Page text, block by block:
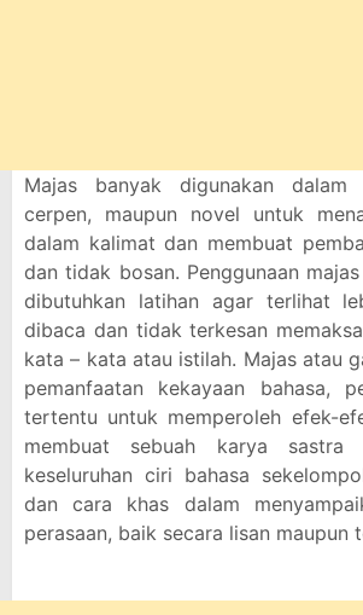
Majas banyak digunakan dalam
cerpen, maupun novel untuk
dalam kalimat dan membuat
dan tidak bosan. Penggunaan
dibutuhkan latihan agar terlihat
dibaca dan tidak terkesan
kata – kata atau istilah. Majas atau
pemanfaatan kekayaan bahasa,
tertentu untuk memperoleh efek-
membuat sebuah karya sastra
keseluruhan ciri bahasa
dan cara khas dalam
perasaan, baik secara lisan maupun